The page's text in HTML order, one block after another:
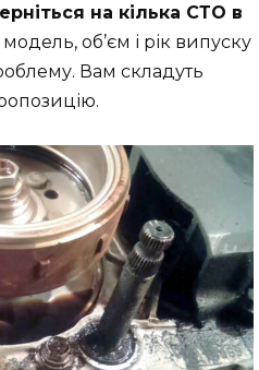
на кілька СТО в
об’єм і рік випуску
Вам складуть